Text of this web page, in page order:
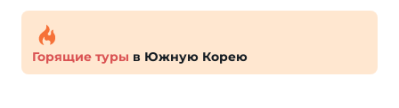
Горящие туры в Южную Корею